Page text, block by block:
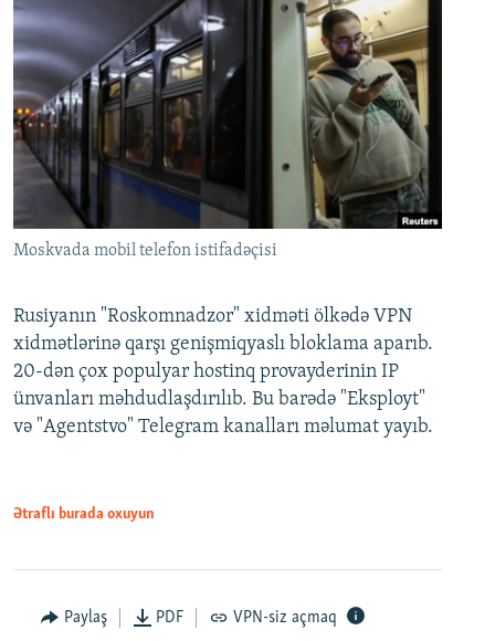
Moskvada mobil telefon istifadəçisi
Rusiyanın "Roskomnadzor" xidməti ölkədə VPN
xidmətlərinə qarşı genişmiqyaslı bloklama aparıb.
20-dən çox populyar hostinq provayderinin IP
ünvanları məhdudlaşdırılıb. Bu barədə "Eksployt"
və "Agentstvo" Telegram kanalları məlumat yayıb.
Ətraflı burada oxuyun
Paylaş PDF VPN-siz açmaq